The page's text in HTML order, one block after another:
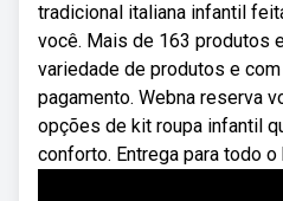
tradicional italiana infantil
você. Mais de 163 produtos
variedade de produtos e
pagamento. Webna reserva
opções de kit roupa infantil
conforto. Entrega para todo o